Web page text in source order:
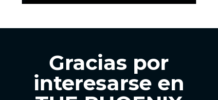
Gracias por
interesarse en